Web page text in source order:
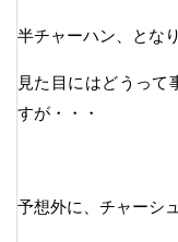
半チャーハン、となり
見た目にはどうって
すが・・・
予想外に、チャーシ